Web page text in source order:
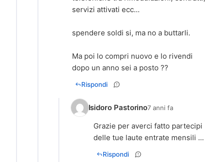
servizi attivati ecc...
spendere soldi si, ma no a buttarli.
Ma poi lo compri nuovo e lo rivendi
dopo un anno sei a posto ??
Rispondi
Isidoro Pastorino7 anni fa
Grazie per averci fatto partecipi
delle tue laute entrate mensili ...
Rispondi